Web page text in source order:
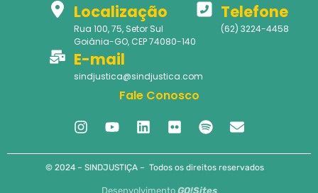
Localização
Rua 100, 75, Setor Sul
Goiânia-GO, CEP 74080-140
Telefone
(62) 3224-4458
E-mail
sindjustica@sindjustica.com
Fale Conosco
© 2024 – SINDJUSTIÇA – Todos os direitos reservados
Desenvolvimento GO!Sites